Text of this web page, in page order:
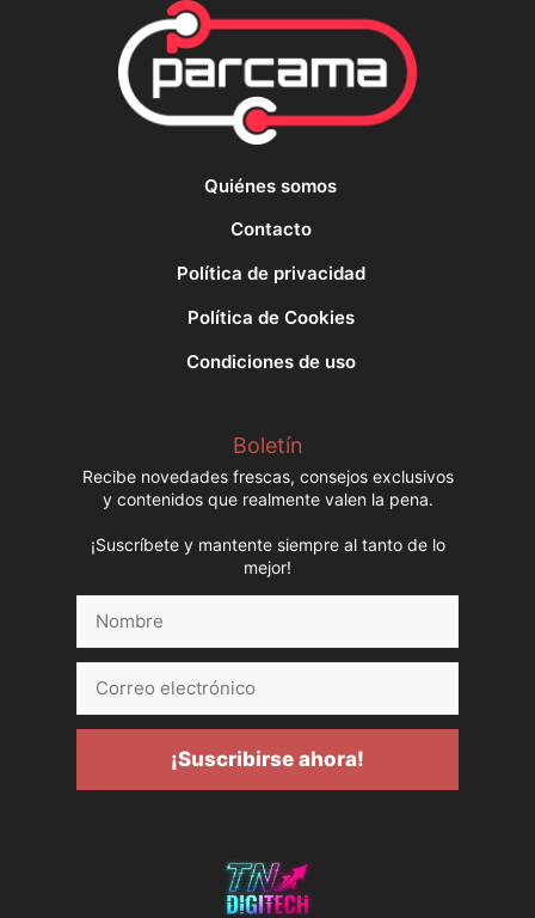
Quiénes somos
Contacto
Política de privacidad
Política de Cookies
Condiciones de uso
Boletín
Recibe novedades frescas, consejos exclusivos
y contenidos que realmente valen la pena.
¡Suscríbete y mantente siempre al tanto de lo
mejor!
electrónico
¡Suscribirse ahora!